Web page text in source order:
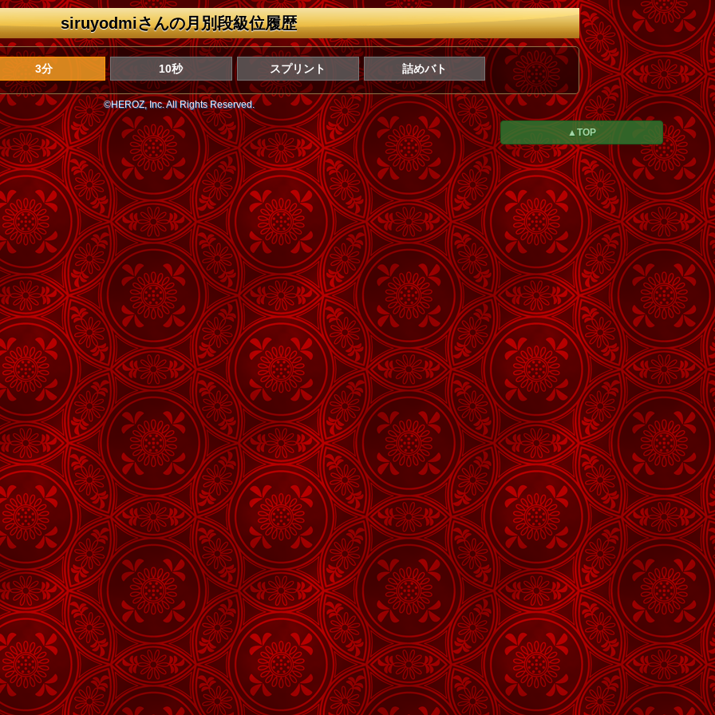
siruyodmiさんの月別段級位履歴
3分 10秒 スプリント 詰めバト
©HEROZ, Inc. All Rights Reserved.
▲TOP